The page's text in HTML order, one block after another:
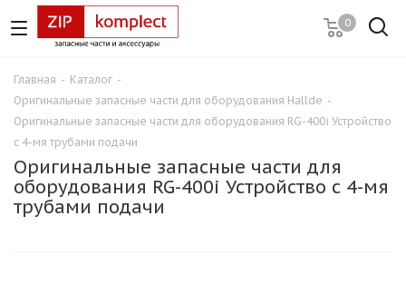
0
Главная - Каталог -
Оригинальные запасные части для оборудования Hallde -
Оригинальные запасные части для оборудования RG-400i Устройство
с 4-мя трубами подачи
Оригинальные запасные части для
оборудования RG-400i Устройство с 4-мя
трубами подачи